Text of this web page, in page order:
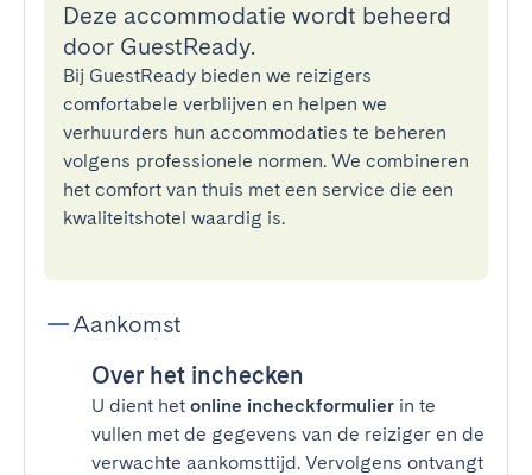
Deze accommodatie wordt beheerd
door GuestReady.
Bij GuestReady bieden we reizigers
comfortabele verblijven en helpen we
verhuurders hun accommodaties te beheren
volgens professionele normen. We combineren
het comfort van thuis met een service die een
kwaliteitshotel waardig is.
Aankomst
Over het inchecken
U dient het online incheckformulier in te
vullen met de gegevens van de reiziger en de
verwachte aankomsttijd. Vervolgens ontvangt